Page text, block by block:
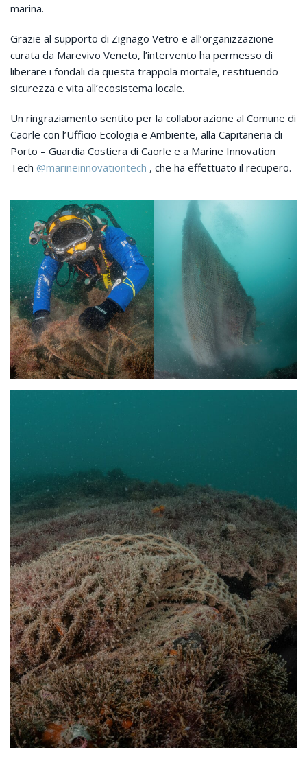
marina.
Grazie al supporto di Zignago Vetro e all’organizzazione
curata da Marevivo Veneto, l’intervento ha permesso di
liberare i fondali da questa trappola mortale, restituendo
sicurezza e vita all’ecosistema locale.
Un ringraziamento sentito per la collaborazione al Comune di
Caorle con l’Ufficio Ecologia e Ambiente, alla Capitaneria di
Porto – Guardia Costiera di Caorle e a Marine Innovation
Tech @marineinnovationtech , che ha effettuato il recupero.